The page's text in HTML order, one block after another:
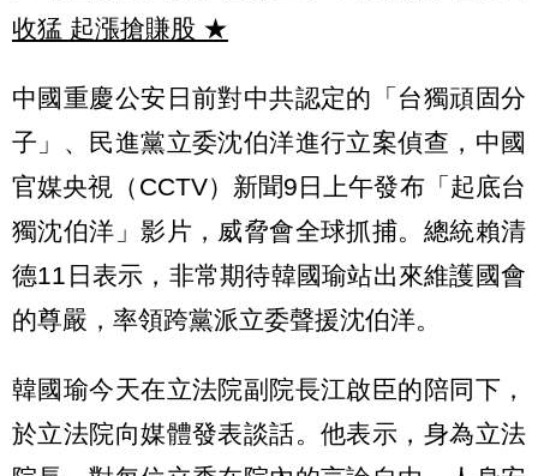
收猛 起漲搶賺股 ★
中國重慶公安日前對中共認定的「台獨頑固分
子」、民進黨立委沈伯洋進行立案偵查，中國
官媒央視（CCTV）新聞9日上午發布「起底台
獨沈伯洋」影片，威脅會全球抓捕。總統賴清
德11日表示，非常期待韓國瑜站出來維護國會
的尊嚴，率領跨黨派立委聲援沈伯洋。
韓國瑜今天在立法院副院長江啟臣的陪同下，
於立法院向媒體發表談話。他表示，身為立法